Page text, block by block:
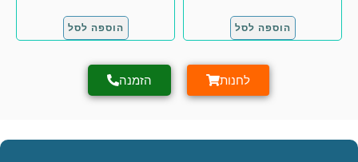
הוספה לסל הוספה לסל
לחנות הזמנה